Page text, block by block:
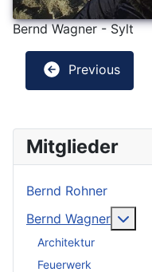
Mitglieder
Bernd Rohner
Bernd Wagner
Architektur
Feuerwerk
Bernd Wagner - Sylt
Previous